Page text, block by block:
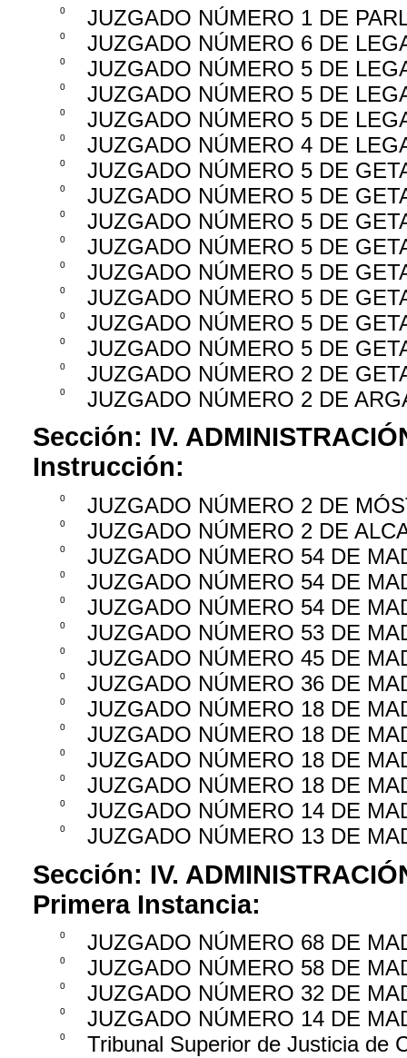
0 JUZGADO NÚMERO 1 DE
0 JUZGADO NÚMERO 6 DE
0 JUZGADO NÚMERO 5 DE
0 JUZGADO NÚMERO 5 DE
0 JUZGADO NÚMERO 5 DE
0 JUZGADO NÚMERO 4 DE
0 JUZGADO NÚMERO 5 DE
0 JUZGADO NÚMERO 5 DE
0 JUZGADO NÚMERO 5 DE
0 JUZGADO NÚMERO 5 DE
0 JUZGADO NÚMERO 5 DE
0 JUZGADO NÚMERO 5 DE
0 JUZGADO NÚMERO 5 DE
0 JUZGADO NÚMERO 5 DE
0 JUZGADO NÚMERO 2 DE
0 JUZGADO NÚMERO 2 DE
Sección: IV.
Instrucción:
0 JUZGADO NÚMERO 2 DE
0 JUZGADO NÚMERO 2 DE
0 JUZGADO NÚMERO 54 DE
0 JUZGADO NÚMERO 54 DE
0 JUZGADO NÚMERO 54 DE
0 JUZGADO NÚMERO 53 DE
0 JUZGADO NÚMERO 45 DE
0 JUZGADO NÚMERO 36 DE
0 JUZGADO NÚMERO 18 DE
0 JUZGADO NÚMERO 18 DE
0 JUZGADO NÚMERO 18 DE
0 JUZGADO NÚMERO 18 DE
0 JUZGADO NÚMERO 14 DE
0 JUZGADO NÚMERO 13 DE
Sección: IV.
Primera Instancia:
0 JUZGADO NÚMERO 68 DE
0 JUZGADO NÚMERO 58 DE
0 JUZGADO NÚMERO 32 DE
0 JUZGADO NÚMERO 14 DE
0 Tribunal Superior de Justicia de